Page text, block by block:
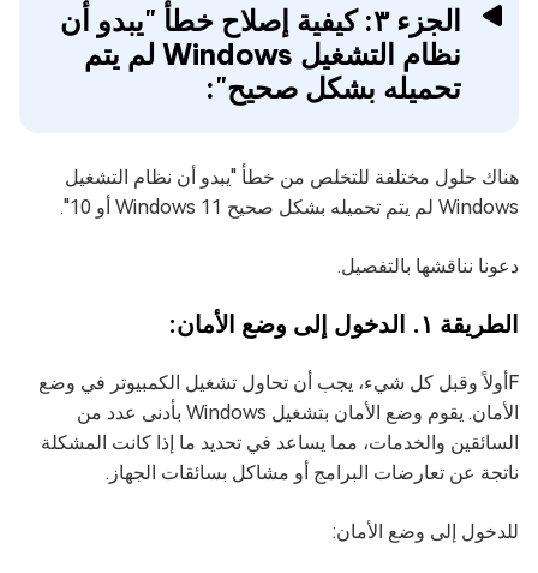
الجزء ٣: كيفية إصلاح خطأ "يبدو أن
نظام التشغيل Windows لم يتم
تحميله بشكل صحيح":
هناك حلول مختلفة للتخلص من خطأ "يبدو أن نظام التشغيل
Windows لم يتم تحميله بشكل صحيح Windows 11 أو 10".
دعونا نناقشها بالتفصيل.
الطريقة ١. الدخول إلى وضع الأمان:
Fأولاً وقبل كل شيء، يجب أن تحاول تشغيل الكمبيوتر في وضع
الأمان. يقوم وضع الأمان بتشغيل Windows بأدنى عدد من
السائقين والخدمات، مما يساعد في تحديد ما إذا كانت المشكلة
ناتجة عن تعارضات البرامج أو مشاكل بسائقات الجهاز.
للدخول إلى وضع الأمان: